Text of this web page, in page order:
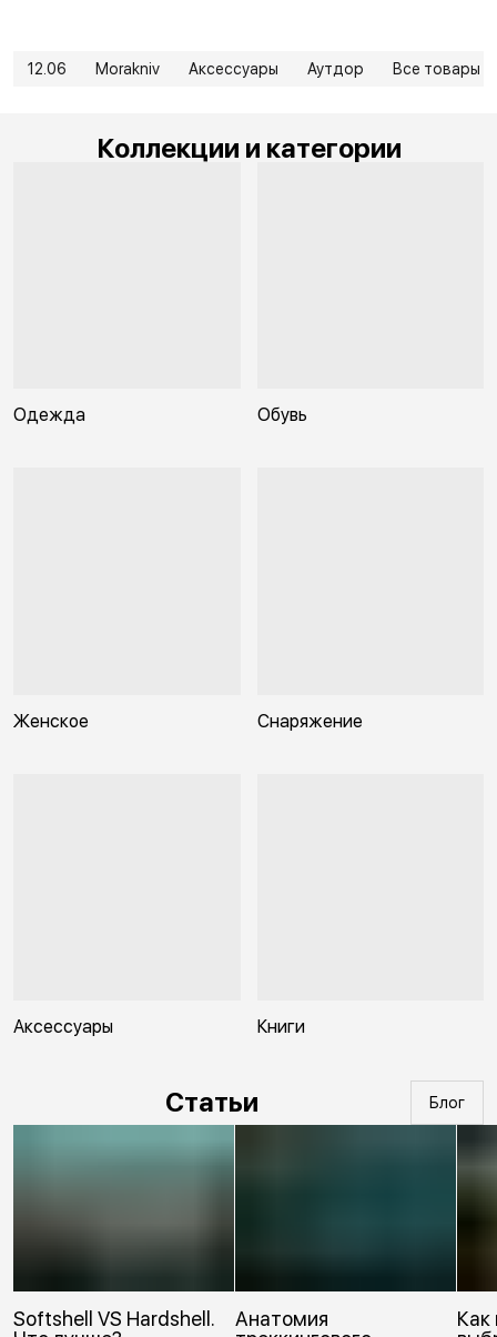
12.06 Morakniv Аксессуары Аутдор Все товары
Коллекции и категории
Одежда Обувь
Женское Снаряжение
Аксессуары Книги
Статьи Блог
Softshell VS Hardshell.
Анатомия
Как